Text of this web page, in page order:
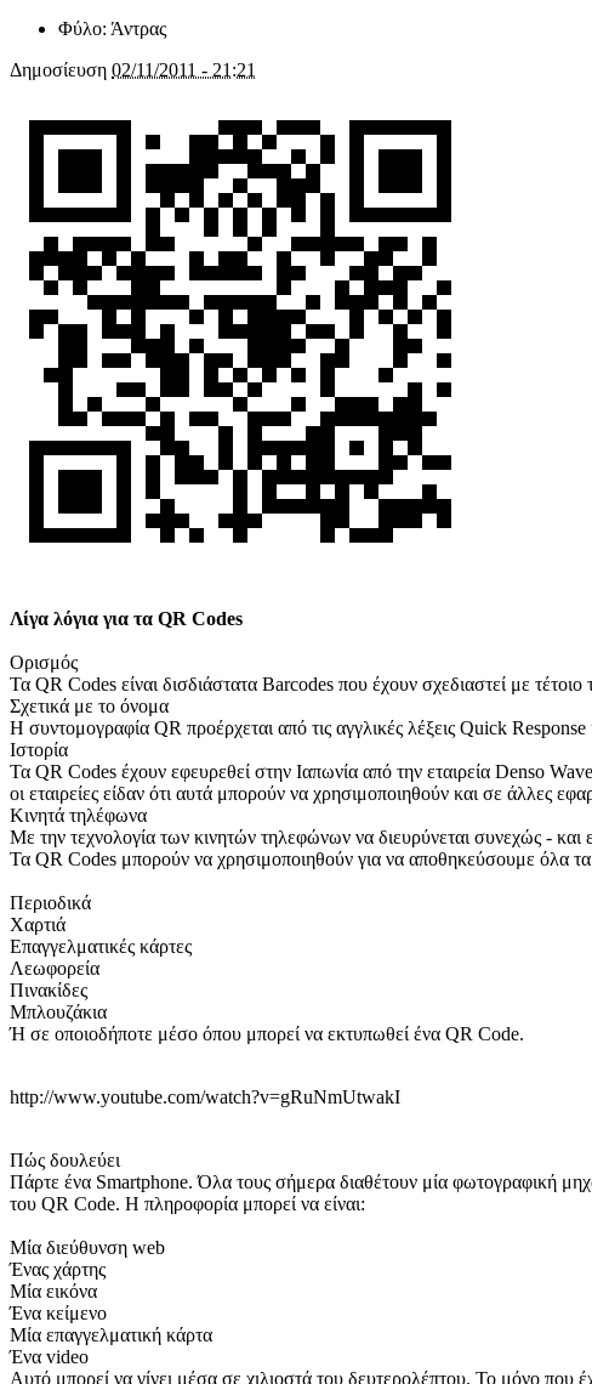
Φύλο: Άντρας
Δημοσίευση 02/11/2011 - 21:21
Λίγα λόγια για τα QR Codes
Ορισμός
Τα QR Codes είναι δισδιάστατα Barcodes που έχουν σχεδιαστεί με
Σχετικά με το όνομα
Η συντομογραφία QR προέρχεται από τις αγγλικές λέξεις Quick
Ιστορία
Τα QR Codes έχουν εφευρεθεί στην Ιαπωνία από την εταιρεία Denso
οι εταιρείες είδαν ότι αυτά μπορούν να χρησιμοποιηθούν και σε άλλες
Κινητά τηλέφωνα
Με την τεχνολογία των κινητών τηλεφώνων να διευρύνεται συνεχώς -
Τα QR Codes μπορούν να χρησιμοποιηθούν για να αποθηκεύσουμε όλα
Περιοδικά
Χαρτιά
Επαγγελματικές κάρτες
Λεωφορεία
Πινακίδες
Μπλουζάκια
Ή σε οποιοδήποτε μέσο όπου μπορεί να εκτυπωθεί ένα QR Code.
http://www.youtube.com/watch?v=gRuNmUtwakI
Πώς δουλεύει
Πάρτε ένα Smartphone. Όλα τους σήμερα διαθέτουν μία φωτογραφική
του QR Code. Η πληροφορία μπορεί να είναι:
Μία διεύθυνση web
Ένας χάρτης
Μία εικόνα
Ένα κείμενο
Μία επαγγελματική κάρτα
Ένα video
Αυτό μπορεί να γίνει μέσα σε χιλιοστά του δευτερολέπτου. Το μόνο